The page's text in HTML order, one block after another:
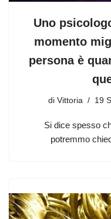
Uno
momento
persona è
di Vittoria 19
Si dice spesso
potremmo